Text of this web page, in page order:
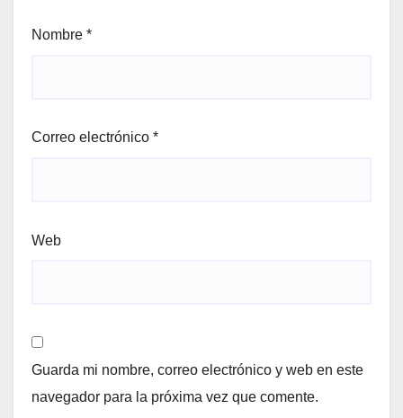
Nombre *
Correo electrónico *
Web
Guarda mi nombre, correo electrónico y web en este
navegador para la próxima vez que comente.